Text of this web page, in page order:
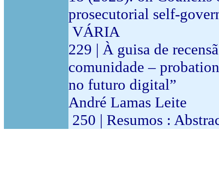
prosecutorial self-
VÁRIA
229 | À guisa de
comunidade –
no futuro digital”
André Lamas Leite
250 | Resumos :